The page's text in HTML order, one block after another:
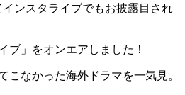
インスタライブでもお披露目され
ブ」をオンエアしました！
こなかった海外ドラマを一気見。